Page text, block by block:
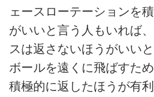
ェースローテーションを
がいいと言う人もいれば
スは返さないほうがいい
ボールを遠くに飛ばすた
積極的に返したほうが有